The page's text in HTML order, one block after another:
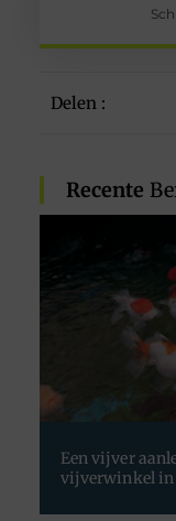
Delen :
Recente
Een vijver
vijverwinkel in